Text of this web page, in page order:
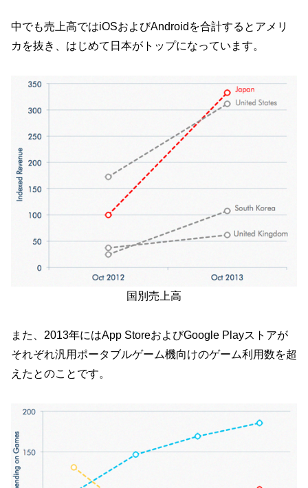
中でも売上高ではiOSおよびAndroidを合計するとアメリ
カを抜き、はじめて日本がトップになっています。
国別売上高
また、2013年にはApp StoreおよびGoogle Playストアが
それぞれ汎用ポータブルゲーム機向けのゲーム利用数を超
えたとのことです。